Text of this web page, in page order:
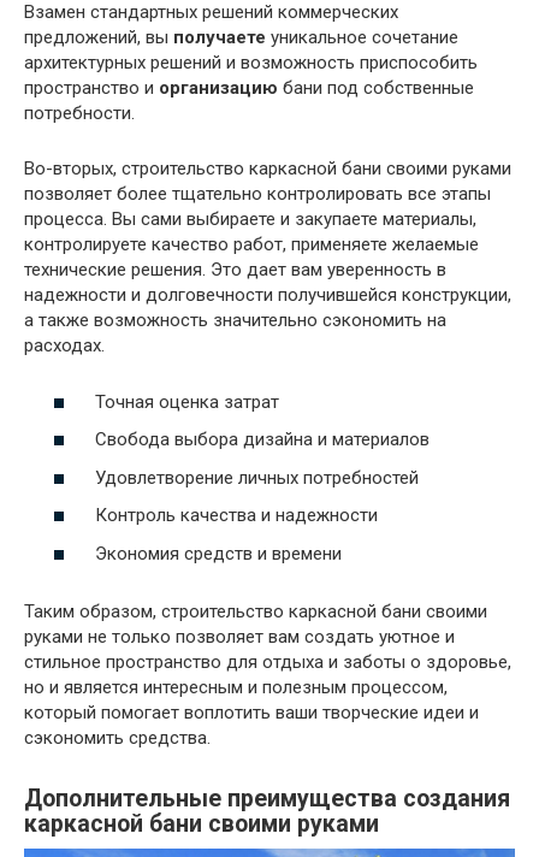
Взамен стандартных решений коммерческих
предложений, вы получаете уникальное сочетание
архитектурных решений и возможность приспособить
пространство и организацию бани под собственные
потребности.
Во-вторых, строительство каркасной бани своими руками
позволяет более тщательно контролировать все этапы
процесса. Вы сами выбираете и закупаете материалы,
контролируете качество работ, применяете желаемые
технические решения. Это дает вам уверенность в
надежности и долговечности получившейся конструкции,
а также возможность значительно сэкономить на
расходах.
Точная оценка затрат
Свобода выбора дизайна и материалов
Удовлетворение личных потребностей
Контроль качества и надежности
Экономия средств и времени
Таким образом, строительство каркасной бани своими
руками не только позволяет вам создать уютное и
стильное пространство для отдыха и заботы о здоровье,
но и является интересным и полезным процессом,
который помогает воплотить ваши творческие идеи и
сэкономить средства.
Дополнительные преимущества создания
каркасной бани своими руками